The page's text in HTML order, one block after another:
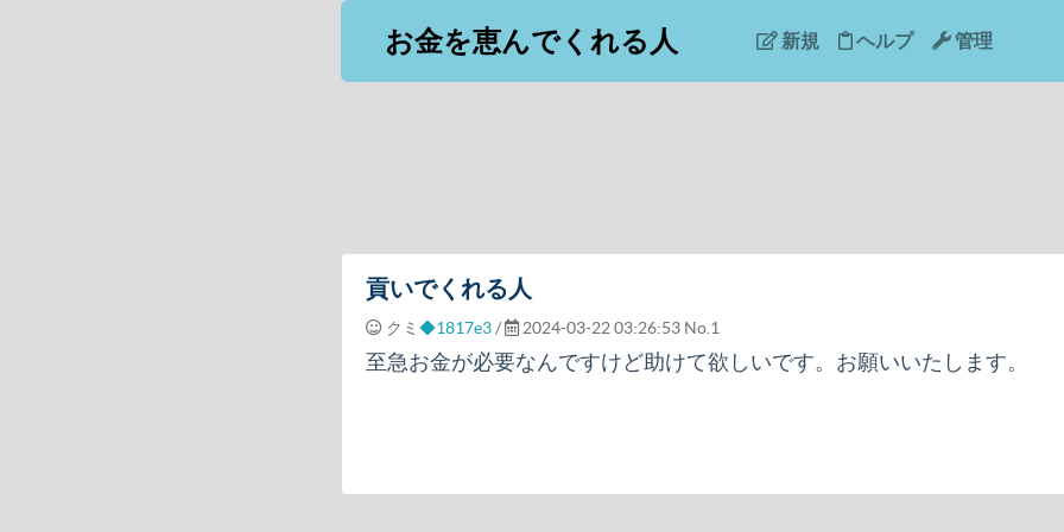
お金を恵んでくれる人 新規 ヘルプ 管理
貢いでくれる人
クミ ◆1817e3 / 2024-03-22 03:26:53 No.1
至急お金が必要なんですけど助けて欲しいです。お願いいたします。